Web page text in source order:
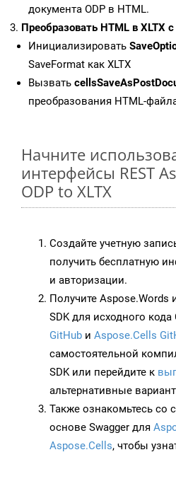
документа ODP в HTML.
Преобразовать HTML в XLTX
Инициализировать
SaveFormat как XLTX
Вызвать
преобразования HTML-
Начните
интерфейсы REST
ODP to XLTX
Создайте учетную
получить бесплатную
и авторизации.
Получите Aspose.Words
SDK для исходного кода
GitHub и Aspose.Cells
самостоятельной
SDK или перейдите к
альтернативные
Также ознакомьтесь со
основе Swagger для
Aspose.Cells, чтобы